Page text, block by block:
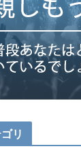
リ